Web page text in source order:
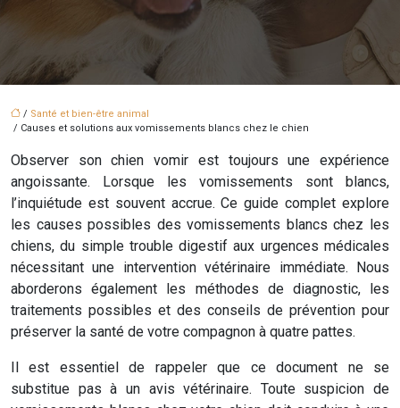
/ Santé et bien-être animal
/ Causes et solutions aux vomissements blancs chez le chien
Observer son chien vomir est toujours une expérience
angoissante. Lorsque les vomissements sont blancs,
l’inquiétude est souvent accrue. Ce guide complet explore
les causes possibles des vomissements blancs chez les
chiens, du simple trouble digestif aux urgences médicales
nécessitant une intervention vétérinaire immédiate. Nous
aborderons également les méthodes de diagnostic, les
traitements possibles et des conseils de prévention pour
préserver la santé de votre compagnon à quatre pattes.
Il est essentiel de rappeler que ce document ne se
substitue pas à un avis vétérinaire. Toute suspicion de